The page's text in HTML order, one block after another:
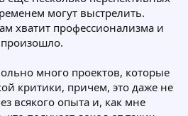
могут выстрелить.
хватит профессионализма и
много проектов, которые
критики, причем, это даже не
всякого опыта и, как мне